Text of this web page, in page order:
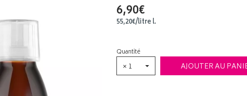
6,90€
55,20€/litrel.
Quantité
× 1 AJOUTER AU